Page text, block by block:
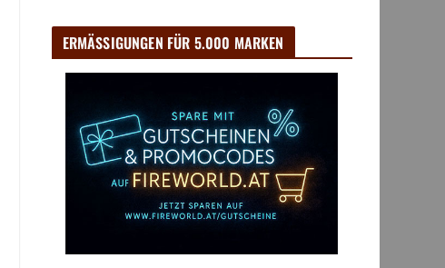
ERMÄSSIGUNGEN FÜR 5.000 MARKEN